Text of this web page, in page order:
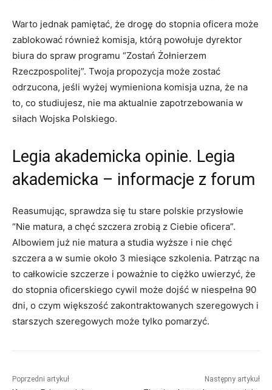
Warto jednak pamiętać, że drogę do stopnia oficera może
zablokować również komisja, którą powołuje dyrektor
biura do spraw programu “Zostań Żołnierzem
Rzeczpospolitej”. Twoja propozycja może zostać
odrzucona, jeśli wyżej wymieniona komisja uzna, że na
to, co studiujesz, nie ma aktualnie zapotrzebowania w
siłach Wojska Polskiego.
Legia akademicka opinie. Legia
akademicka – informacje z forum
Reasumując, sprawdza się tu stare polskie przysłowie
“Nie matura, a chęć szczera zrobią z Ciebie oficera”.
Albowiem już nie matura a studia wyższe i nie chęć
szczera a w sumie około 3 miesiące szkolenia. Patrząc na
to całkowicie szczerze i poważnie to ciężko uwierzyć, że
do stopnia oficerskiego cywil może dojść w niespełna 90
dni, o czym większość zakontraktowanych szeregowych i
starszych szeregowych może tylko pomarzyć.
Poprzedni artykuł Następny artykuł